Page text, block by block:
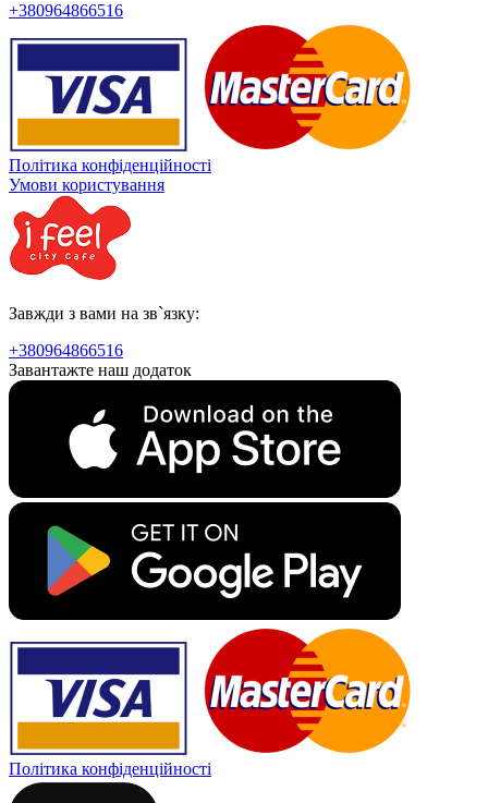
+380964866516
Політика конфіденційності
Умови користування
Завжди з вами на зв`язку:
+380964866516
Завантажте наш додаток
Політика конфіденційності